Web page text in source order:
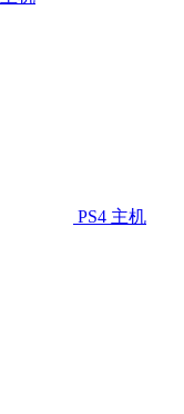
PS4 主机